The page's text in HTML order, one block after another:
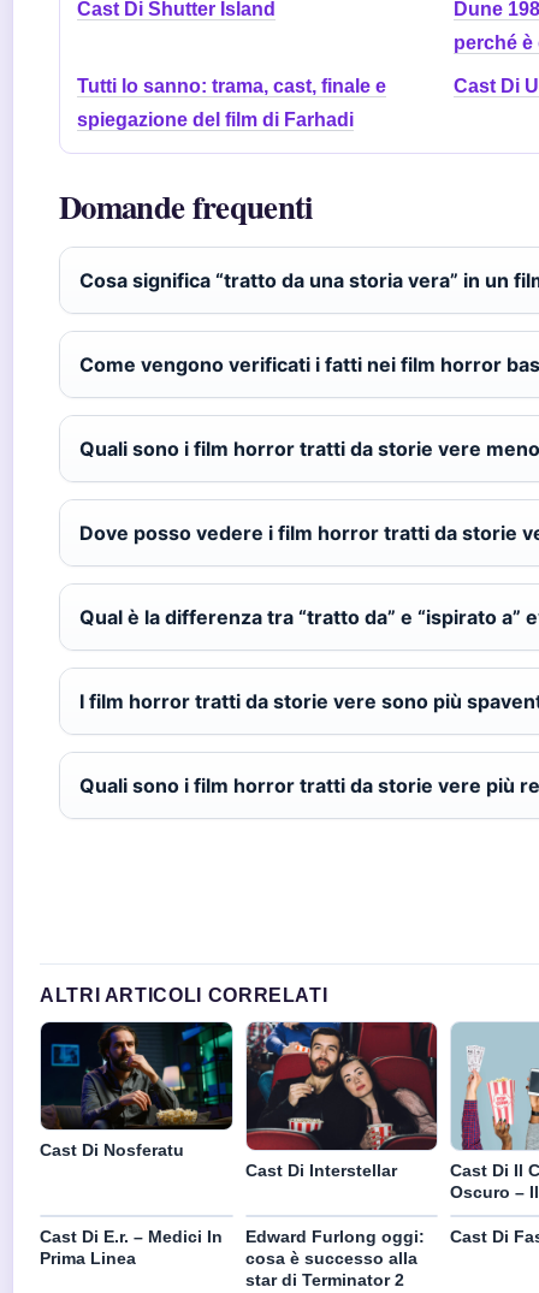
Cast Di Shutter Island
Dune
perché
Tutti lo sanno: trama, cast, finale e
spiegazione del film di Farhadi
Cast Di
Domande frequenti
Cosa significa “tratto da una storia vera” in un
Come vengono verificati i fatti nei film horror
Quali sono i film horror tratti da storie vere
Dove posso vedere i film horror tratti da storie
Qual è la differenza tra “tratto da” e “ispirato a”
I film horror tratti da storie vere sono più
Quali sono i film horror tratti da storie vere più
ALTRI ARTICOLI CORRELATI
Cast Di Nosferatu
Cast Di Interstellar
Cast Di Il
Oscuro –
Cast Di E.r. – Medici In
Prima Linea
Edward Furlong oggi:
cosa è successo alla
star di Terminator 2
Cast Di